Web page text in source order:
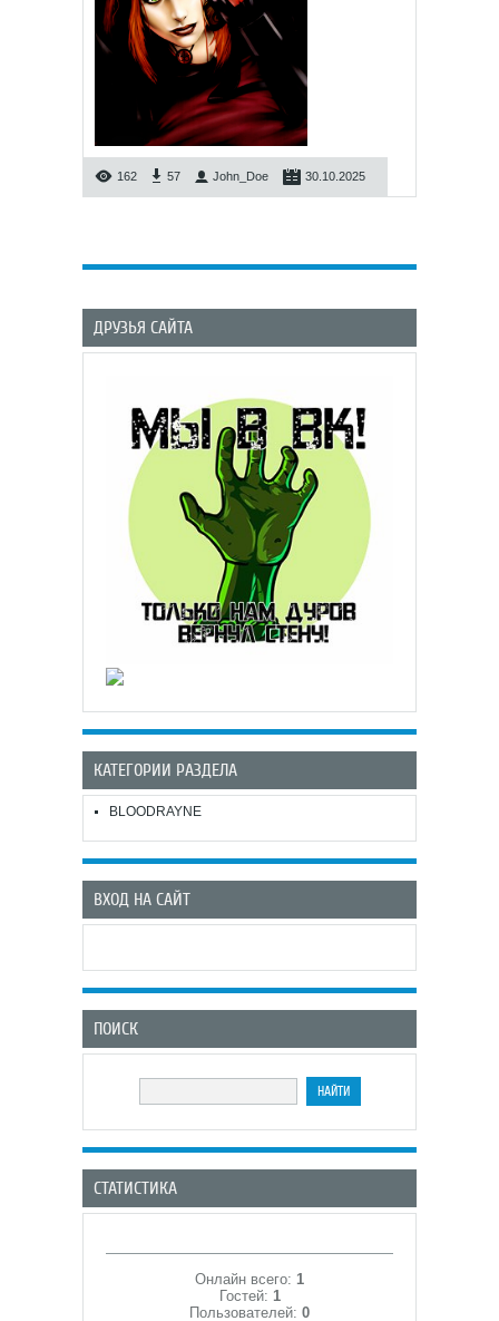
162 57 John_Doe 30.10.2025
ДРУЗЬЯ САЙТА
КАТЕГОРИИ РАЗДЕЛА
BLOODRAYNE
ВХОД НА САЙТ
ПОИСК
СТАТИСТИКА
Онлайн всего: 1
Гостей: 1
Пользователей: 0